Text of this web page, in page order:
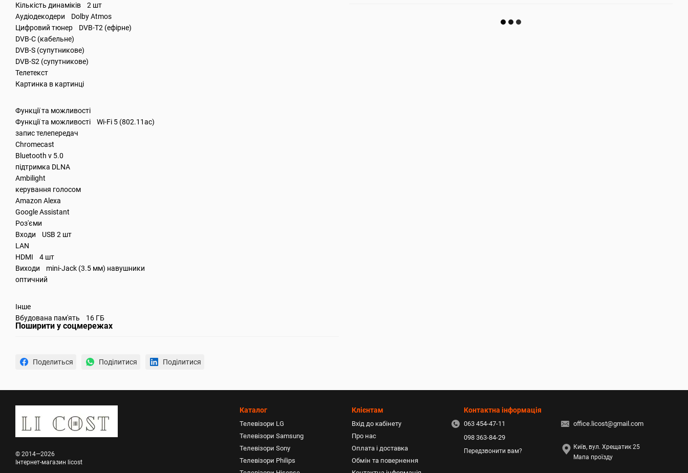
Кількість динаміків 2 шт
Аудіодекодери Dolby Atmos
Цифровий тюнер DVB-T2 (ефірне)
DVB-C (кабельне)
DVB-S (супутникове)
DVB-S2 (супутникове)
Телетекст
Картинка в картинці
Функції та можливості
Функції та можливості Wi-Fi 5 (802.11ac)
запис телепередач
Chromecast
Bluetooth v 5.0
підтримка DLNA
Ambilight
керування голосом
Amazon Alexa
Google Assistant
Роз'єми
Входи USB 2 шт
LAN
HDMI 4 шт
Виходи mini-Jack (3.5 мм) навушники
оптичний
Інше
Вбудована пам'ять 16 ГБ
Поширити у соцмережах
Поделиться Поділитися Поділитися
© 2014—2026
Інтернет-магазин licost
Каталог
Телевізори LG
Телевізори Samsung
Телевізори Sony
Телевізори Philips
Клієнтам
Вхід до кабінету
Про нас
Оплата і доставка
Обмін та повернення
Контактна інформація
063 454-47-11
098 363-84-29
Передзвонити вам?
office.licost@gmail.com
Київ, вул. Хрещатик 25
Мапа проїзду